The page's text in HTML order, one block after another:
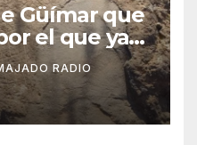
Güímar que
el que ya
con una
RADIO